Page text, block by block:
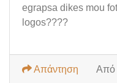
egrapsa dikes mou
logos????
Από
Απάντηση